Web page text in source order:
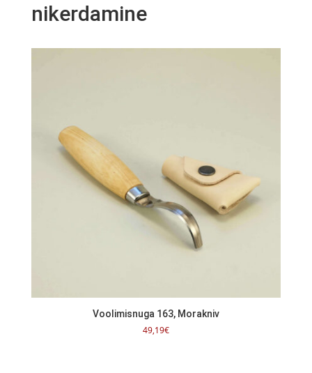
nikerdamine
Voolimisnuga 163, Morakniv
49,19€